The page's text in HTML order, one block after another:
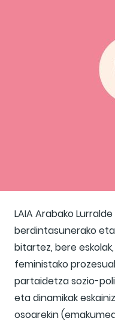
LAIA Arabako
berdintasunerako
bitartez, bere
feministako
partaidetza sozio-
eta dinamikak
osoarekin